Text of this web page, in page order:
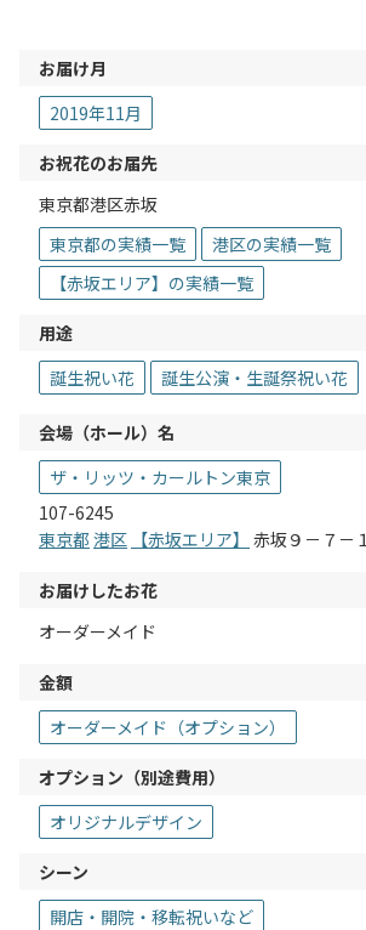
お届け月
2019年11月
お祝花のお届先
東京都港区赤坂
東京都の実績一覧
港区の実績一覧
【赤坂エリア】の実績一覧
用途
誕生祝い花
誕生公演・生誕祭祝い花
会場（ホール）名
ザ・リッツ・カールトン東京
107-6245
東京都 港区 【赤坂エリア】 赤坂９－７－１
お届けしたお花
オーダーメイド
金額
オーダーメイド（オプション）
オプション（別途費用）
オリジナルデザイン
シーン
開店・開院・移転祝いなど